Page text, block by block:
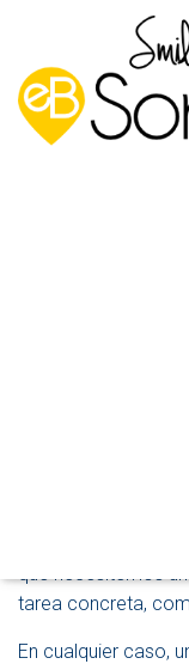
tarea concreta,
En cualquier caso,